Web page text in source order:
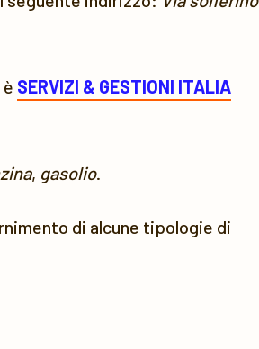
SERVIZI & GESTIONI ITALIA
, gasolio.
di alcune tipologie di